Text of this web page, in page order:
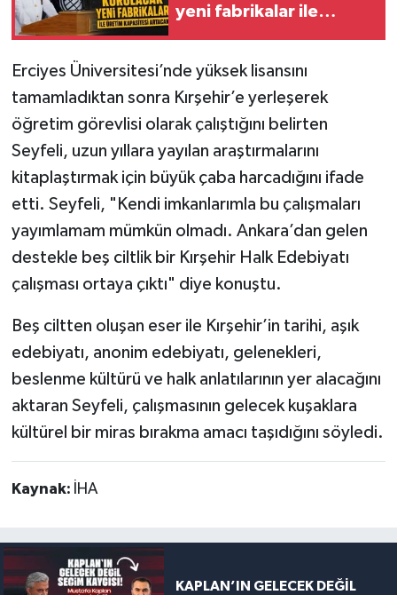
yeni fabrikalar ile
Erciyes Üniversitesi’nde yüksek lisansını
tamamladıktan sonra Kırşehir’e yerleşerek
öğretim görevlisi olarak çalıştığını belirten
Seyfeli, uzun yıllara yayılan araştırmalarını
kitaplaştırmak için büyük çaba harcadığını ifade
etti. Seyfeli, "Kendi imkanlarımla bu çalışmaları
yayımlamam mümkün olmadı. Ankara’dan gelen
destekle beş ciltlik bir Kırşehir Halk Edebiyatı
çalışması ortaya çıktı" diye konuştu.
Beş ciltten oluşan eser ile Kırşehir’in tarihi, aşık
edebiyatı, anonim edebiyatı, gelenekleri,
beslenme kültürü ve halk anlatılarının yer alacağını
aktaran Seyfeli, çalışmasının gelecek kuşaklara
kültürel bir miras bırakma amacı taşıdığını söyledi.
Kaynak: İHA
KAPLAN’IN GELECEK DEĞİL